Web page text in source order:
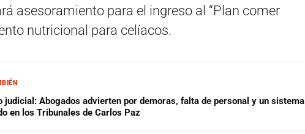
asesoramiento para el ingreso al “Plan comer
nutricional para celíacos.
judicial: Abogados advierten por demoras, falta de personal y un sistema
en los Tribunales de Carlos Paz